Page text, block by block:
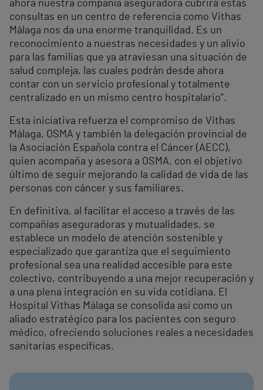
ahora nuestra compañía aseguradora cubrirá estas
consultas en un centro de referencia como Vithas
Málaga nos da una enorme tranquilidad. Es un
reconocimiento a nuestras necesidades y un alivio
para las familias que ya atraviesan una situación de
salud compleja, las cuales podrán desde ahora
contar con un servicio profesional y totalmente
centralizado en un mismo centro hospitalario”.
Esta iniciativa refuerza el compromiso de Vithas
Málaga, OSMA y también la delegación provincial de
la Asociación Española contra el Cáncer (AECC),
quien acompaña y asesora a OSMA, con el objetivo
último de seguir mejorando la calidad de vida de las
personas con cáncer y sus familiares.
En definitiva, al facilitar el acceso a través de las
compañías aseguradoras y mutualidades, se
establece un modelo de atención sostenible y
especializado que garantiza que el seguimiento
profesional sea una realidad accesible para este
colectivo, contribuyendo a una mejor recuperación y
a una plena integración en su vida cotidiana. El
Hospital Vithas Málaga se consolida así como un
aliado estratégico para los pacientes con seguro
médico, ofreciendo soluciones reales a necesidades
sanitarias específicas.